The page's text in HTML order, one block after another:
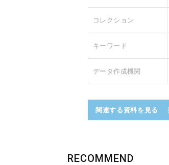
コレクション
キーワード
データ作成機関
関連する資料を見る
RECOMMEND